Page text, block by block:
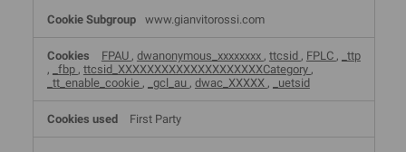
www.gianvitorossi.com
FPAU , dwanonymous_xxxxxxxx , ttcsid , FPLC ,
_ttp
,
_fbp , ttcsid_XXXXXXXXXXXXXXXXXXXXCategory ,
_tt_enable_cookie , _gcl_au , dwac_XXXXX , _uetsid
First Party